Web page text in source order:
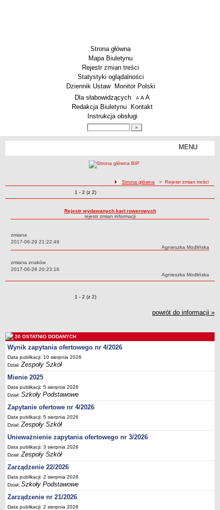
Strona główna
Mapa Biuletynu
Rejestr zmian treści
Statystyki oglądalności
Dziennik Ustaw
Monitor Polski
Menu dodatkowe
Dla słabowidzących A pomniejsz czcionkę
A standardowy rozmiar czcionki
A
Redakcja Biuletynu
Kontakt
Instrukcja obsługi
MENU
Techniczne Zakłady Naukowe
PRZEDSZKOLA
ARCHIWUM SZKÓŁ I PLACÓWEK
Zlikwidowane gimnazja
Przekształcone szkoły i placówki
Specjalny Ośrodek nr 1
Dane podstawowe
Statut
Majątek
Godziny dyżurów
Ogłoszenie
Zarządzenia
Kontrole
Rejestry, ewidencje, archiwa
Sprawozdania
Deklaracja dostępności
PORADNIE PSYCHOLOGICZNO-PEDAGOGICZNE
Zespół Poradni
BIURO FINANSÓW OŚWIATY
Dane podstawowe
Statut
ścieżka nawigacji
Strona główna > Rejestr zmian treści
Zmiany o pozycjach
1 - 2 (z 2)
Rejestr wydawanych kart rowerowych
rejestr zmian informacji
zmiana
Data:
2017-06-29 21:22:49
Autor:
Agnieszka Modlińska
zmiana znaków
Data:
2017-06-28 20:23:16
Autor:
Agnieszka Modlińska
Zmiany o pozycjach
1 - 2 (z 2)
powrót do informacji »
20 OSTATNIO DODANYCH
Wynik zapytania ofertowego nr 4/2026
Data publikacji: 10 sierpnia 2026
Dział:Zespoły Szkół
Mienie 2025
Data publikacji: 5 sierpnia 2026
Dział:Szkoły Podstawowe
Zapytanie ofertowe nr 4/2026
Data publikacji: 5 sierpnia 2026
Dział:Zespoły Szkół
Unieważnienie zapytania ofertowego nr 3/2026
Data publikacji: 3 sierpnia 2026
Dział:Zespoły Szkół
Zarządzenie 22/2026
Data publikacji: 2 sierpnia 2026
Dział:Szkoły Podstawowe
Zarządzenie nr 21/2026
Data publikacji: 2 sierpnia 2026